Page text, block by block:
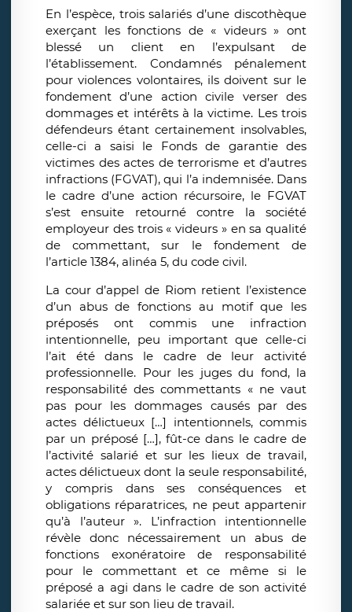
En l’espèce, trois salariés d’une discothèque
exerçant les fonctions de « videurs » ont
blessé un client en l’expulsant de
l’établissement. Condamnés pénalement
pour violences volontaires, ils doivent sur le
fondement d’une action civile verser des
dommages et intérêts à la victime. Les trois
défendeurs étant certainement insolvables,
celle-ci a saisi le Fonds de garantie des
victimes des actes de terrorisme et d’autres
infractions (FGVAT), qui l’a indemnisée. Dans
le cadre d’une action récursoire, le FGVAT
s’est ensuite retourné contre la société
employeur des trois « videurs » en sa qualité
de commettant, sur le fondement de
l’article 1384, alinéa 5, du code civil.
La cour d’appel de Riom retient l’existence
d’un abus de fonctions au motif que les
préposés ont commis une infraction
intentionnelle, peu important que celle-ci
l’ait été dans le cadre de leur activité
professionnelle. Pour les juges du fond, la
responsabilité des commettants « ne vaut
pas pour les dommages causés par des
actes délictueux […] intentionnels, commis
par un préposé […], fût-ce dans le cadre de
l’activité salarié et sur les lieux de travail,
actes délictueux dont la seule responsabilité,
y compris dans ses conséquences et
obligations réparatrices, ne peut appartenir
qu’à l’auteur ». L’infraction intentionnelle
révèle donc nécessairement un abus de
fonctions exonératoire de responsabilité
pour le commettant et ce même si le
préposé a agi dans le cadre de son activité
salariée et sur son lieu de travail.